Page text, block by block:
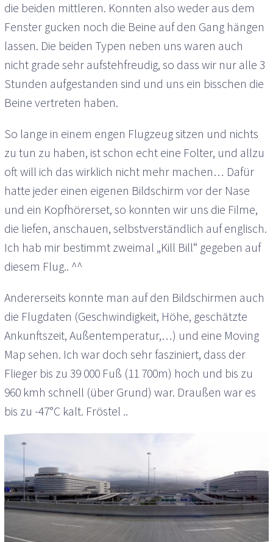
die beiden mittleren. Konnten also weder aus dem
Fenster gucken noch die Beine auf den Gang hängen
lassen. Die beiden Typen neben uns waren auch
nicht grade sehr aufstehfreudig, so dass wir nur alle 3
Stunden aufgestanden sind und uns ein bisschen die
Beine vertreten haben.
So lange in einem engen Flugzeug sitzen und nichts
zu tun zu haben, ist schon echt eine Folter, und allzu
oft will ich das wirklich nicht mehr machen… Dafür
hatte jeder einen eigenen Bildschirm vor der Nase
und ein Kopfhörerset, so konnten wir uns die Filme,
die liefen, anschauen, selbstverständlich auf englisch.
Ich hab mir bestimmt zweimal „Kill Bill“ gegeben auf
diesem Flug.. ^^
Andererseits konnte man auf den Bildschirmen auch
die Flugdaten (Geschwindigkeit, Höhe, geschätzte
Ankunftszeit, Außentemperatur,…) und eine Moving
Map sehen. Ich war doch sehr fasziniert, dass der
Flieger bis zu 39 000 Fuß (11 700m) hoch und bis zu
960 kmh schnell (über Grund) war. Draußen war es
bis zu -47°C kalt. Fröstel ..